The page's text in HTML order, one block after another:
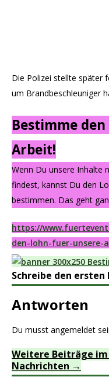
Die Polizei stellte später
um Brandbeschleuniger
Bestimme
Arbeit!
Wenn Du unsere Inhalte
findest, kannst Du den
bestimmen. Das geht
https://
den-lohn-fuer-unsere-
Schreibe den
Antworten
Du musst angemeldet
Weitere Beiträge
Nachrichten